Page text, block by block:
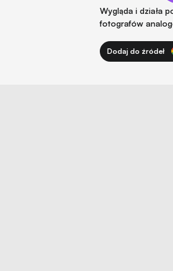
Wygląda i działa
fotografów
Dodaj do źródeł